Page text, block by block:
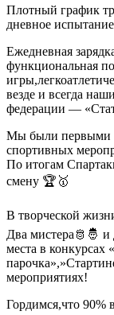
Плотный график
дневное
Ежедневная
функциональная
везде и всегда
федерации —
Мы были первыми в
спортивных
По итогам
смену 🏆🥇
В творческой
Два мистера🫅🤴 и
места в конкурсах
мероприятиях!
Гордимся,что 90%